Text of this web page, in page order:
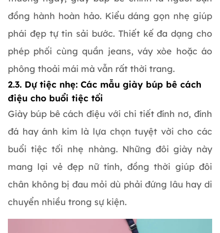
đồng hành hoàn hảo. Kiểu dáng gọn nhẹ giúp
phái đẹp tự tin sải bước. Thiết kế đa dạng cho
phép phối cùng quần jeans, váy xòe hoặc áo
phông thoải mái mà vẫn rất thời trang.
2.3. Dự tiệc nhẹ: Các mẫu giày búp bê cách
điệu cho buổi tiệc tối
Giày búp bê cách điệu với chi tiết đính nơ, đính
đá hay ánh kim là lựa chọn tuyệt vời cho các
buổi tiệc tối nhẹ nhàng. Những đôi giày này
mang lại vẻ đẹp nữ tính, đồng thời giúp đôi
chân không bị đau mỏi dù phải đứng lâu hay di
chuyển nhiều trong sự kiện.